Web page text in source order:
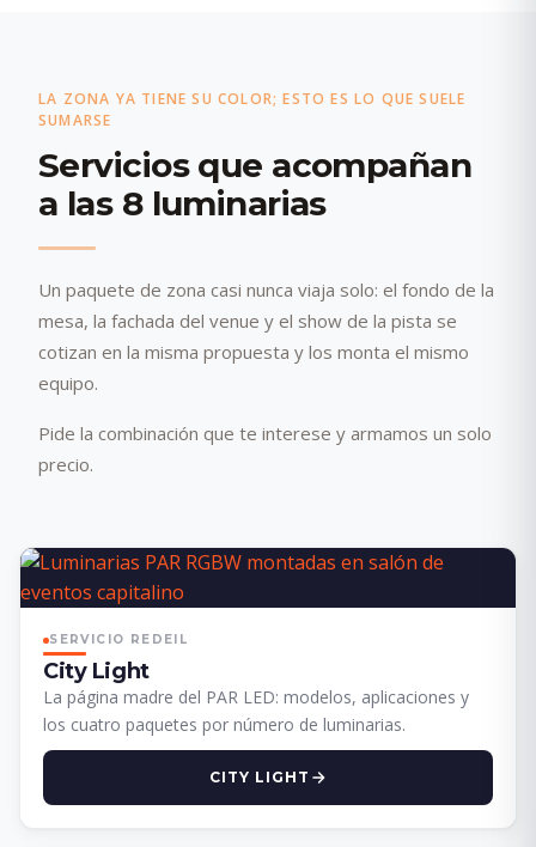
LA ZONA YA TIENE SU COLOR; ESTO ES LO QUE SUELE
SUMARSE
Servicios que acompañan
a las 8 luminarias
Un paquete de zona casi nunca viaja solo: el fondo de la
mesa, la fachada del venue y el show de la pista se
cotizan en la misma propuesta y los monta el mismo
equipo.
Pide la combinación que te interese y armamos un solo
precio.
SERVICIO REDEIL
City Light
La página madre del PAR LED: modelos, aplicaciones y
los cuatro paquetes por número de luminarias.
CITY LIGHT